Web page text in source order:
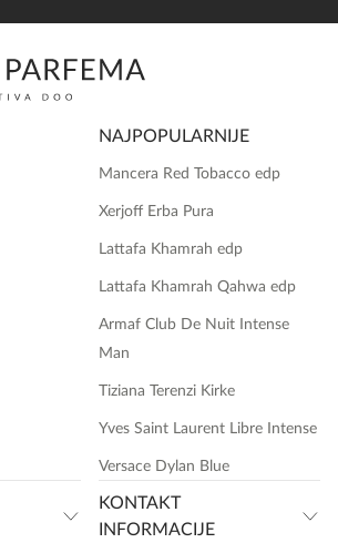
NAJPOPULARNIJE
Mancera Red Tobacco edp
Xerjoff Erba Pura
Lattafa Khamrah edp
Lattafa Khamrah Qahwa edp
Armaf Club De Nuit Intense
Man
Tiziana Terenzi Kirke
Yves Saint Laurent Libre Intense
Versace Dylan Blue
KONTAKT
INFORMACIJE